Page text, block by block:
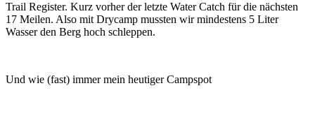
Trail Register. Kurz vorher der letzte Water Catch für die nächsten
17 Meilen. Also mit Drycamp mussten wir mindestens 5 Liter
Wasser den Berg hoch schleppen.
Und wie (fast) immer mein heutiger Campspot